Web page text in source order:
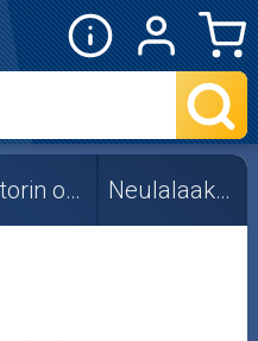
Moottorin osat Neulalaakerit